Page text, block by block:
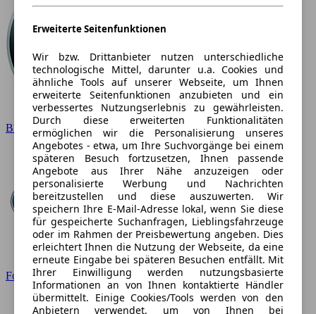
BMW
Ford
Erweiterte Seitenfunktionen
Wir bzw. Drittanbieter nutzen unterschiedliche
technologische Mittel, darunter u.a. Cookies und
ähnliche Tools auf unserer Webseite, um Ihnen
erweiterte Seitenfunktionen anzubieten und ein
verbessertes Nutzungserlebnis zu gewährleisten.
Durch diese erweiterten Funktionalitäten
ermöglichen wir die Personalisierung unseres
Angebotes - etwa, um Ihre Suchvorgänge bei einem
späteren Besuch fortzusetzen, Ihnen passende
Angebote aus Ihrer Nähe anzuzeigen oder
personalisierte Werbung und Nachrichten
bereitzustellen und diese auszuwerten. Wir
speichern Ihre E-Mail-Adresse lokal, wenn Sie diese
für gespeicherte Suchanfragen, Lieblingsfahrzeuge
oder im Rahmen der Preisbewertung angeben. Dies
erleichtert Ihnen die Nutzung der Webseite, da eine
erneute Eingabe bei späteren Besuchen entfällt. Mit
Ihrer Einwilligung werden nutzungsbasierte
Informationen an von Ihnen kontaktierte Händler
übermittelt. Einige Cookies/Tools werden von den
Anbietern verwendet, um von Ihnen bei